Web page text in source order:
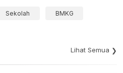
Sekolah BMKG
Lihat Semua